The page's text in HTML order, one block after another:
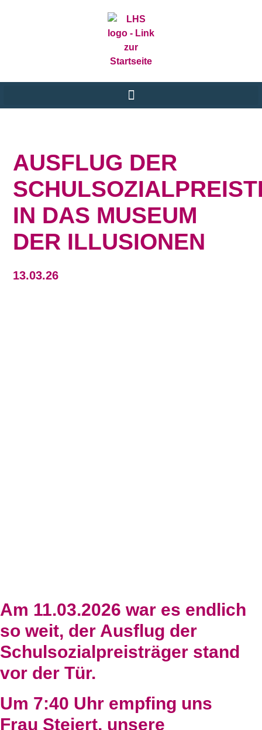
AUSFLUG DER
IN DAS MUSEUM
DER ILLUSIONEN
13.03.26
Am 11.03.2026 war es endlich
so weit, der Ausflug der
Schulsozialpreisträger stand
vor der Tür.
Um 7:40 Uhr empfing uns
Frau Steiert, unsere